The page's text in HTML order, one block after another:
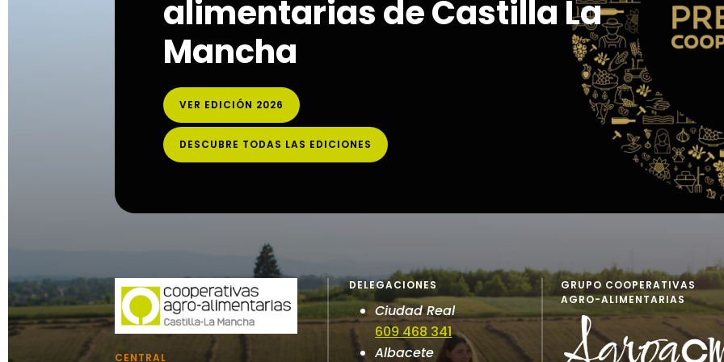
alimentarias de Castilla La
Mancha
VER EDICIÓN 2026
DESCUBRE TODAS LAS EDICIONES
CENTRAL
DELEGACIONES
Ciudad Real
609 468 341
Albacete
GRUPO COOPERATIVAS
AGRO-ALIMENTARIAS